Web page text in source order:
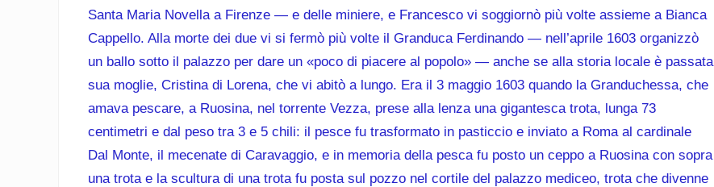
Santa Maria Novella a Firenze — e delle miniere, e Francesco vi soggiornò più volte assieme a Bianca
Cappello. Alla morte dei due vi si fermò più volte il Granduca Ferdinando — nell’aprile 1603 organizzò
un ballo sotto il palazzo per dare un «poco di piacere al popolo» — anche se alla storia locale è passata
sua moglie, Cristina di Lorena, che vi abitò a lungo. Era il 3 maggio 1603 quando la Granduchessa, che
amava pescare, a Ruosina, nel torrente Vezza, prese alla lenza una gigantesca trota, lunga 73
centimetri e dal peso tra 3 e 5 chili: il pesce fu trasformato in pasticcio e inviato a Roma al cardinale
Dal Monte, il mecenate di Caravaggio, e in memoria della pesca fu posto un ceppo a Ruosina con sopra
una trota e la scultura di una trota fu posta sul pozzo nel cortile del palazzo mediceo, trota che divenne